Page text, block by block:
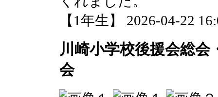
【1年生】 2026-04-22
川崎小学校後援会総会
会